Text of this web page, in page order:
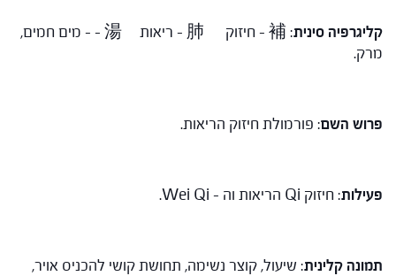
קליגרפיה סינית
: 補 – חיזוק 肺 – ריאות 湯 – – מים חמים,
מרק.
פרוש השם: פורמולת חיזוק הריאות.
פעילות: חיזוק Qi הריאות וה – Wei Qi.
תמונה קלינית: שיעול, קוצר נשימה, תחושת קושי להכניס אויר,